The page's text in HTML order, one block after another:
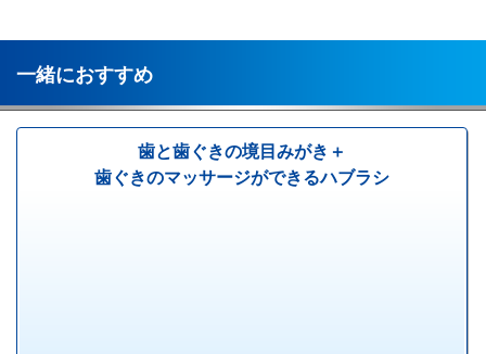
一緒におすすめ
歯と歯ぐきの境目みがき＋
歯ぐきのマッサージができるハブラシ